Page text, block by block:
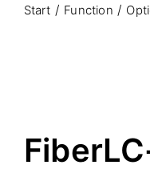
Start / Function /